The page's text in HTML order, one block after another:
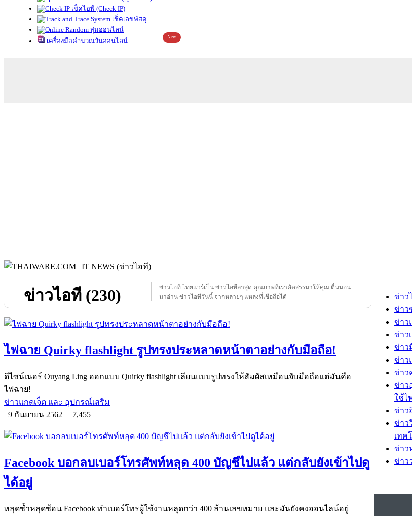
เช็คไอพี (Check IP)
เช็คเลขพัสดุ
สุ่มออนไลน์
เครื่องมือคำนวณวันออนไลน์
New
ข่าวไอที (230)
ข่าวไอที ไทยแวร์เป็น ข่าวไอทีล่าสุด คุณภาพที่เราคัดสรรมาให้คุณ ตื่นนอน
มาอ่าน ข่าวไอทีวันนี้ จากหลายๆ แหล่งที่เชื่อถือได้
ไฟฉาย Quirky flashlight รูปทรงประหลาดหน้าตาอย่างกับมือถือ!
ดีไซน์เนอร์ Ouyang Ling ออกแบบ Quirky flashlight เลียนแบบรูปทรงให้สัมผัสเหมือนจับมือถือแต่มันคือ
ไฟฉาย!
ข่าวแกดเจ็ต และ อุปกรณ์เสริม
9 กันยายน 2562
7,455
Facebook บอกลบเบอร์โทรศัพท์หลุด 400 บัญชีไปแล้ว แต่กลับยังเข้าไปดู
ได้อยู่
หลุดซ้ำหลุดซ้อน Facebook ทำเบอร์โทรผู้ใช้งานหลุดกว่า 400 ล้านเลขหมาย และมันยังคงออนไลน์อยู่
ข่าว
ข่าว
ข่าว
ข่าว
ข่าว
ข่าว
ข่าว
ข่าว
ใช้ไ
ข่าว
ข่าว
เทค
ข่าว
ข่าว